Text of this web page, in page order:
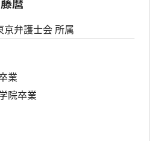
京弁護士会 所属
業
院卒業